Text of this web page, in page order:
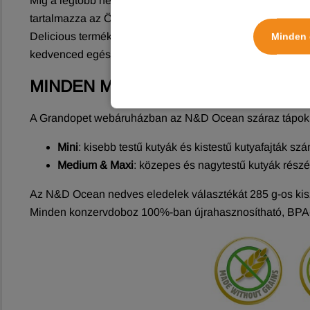
Minden
tartalmazza az ÖSSZES olyan tápanyagot és
Delicious termékek tökéletesen alkalmasak kizárólagos
kedvenced egészségét veszélyeztethetné.
MINDEN MÉRETŰ KUTYÁNAK ÉS
A Grandopet webáruházban az N&D Ocean száraz
Mini: kisebb testű kutyák és kistestű kutyafajták
Medium & Maxi: közepes és nagytestű kutyák
Az N&D Ocean nedves eledelek választékát 285 g-os
Minden konzervdoboz 100%-ban újrahasznosítható,